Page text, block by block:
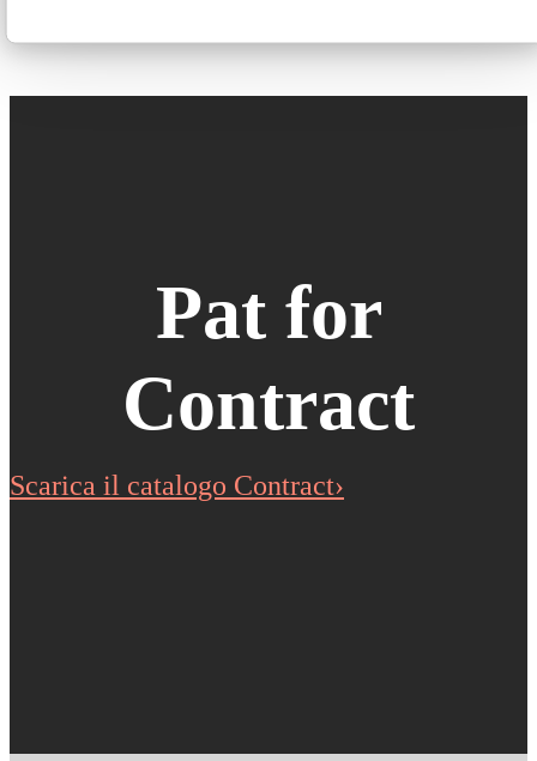
Pat for
Contract
Scarica il catalogo Contract›